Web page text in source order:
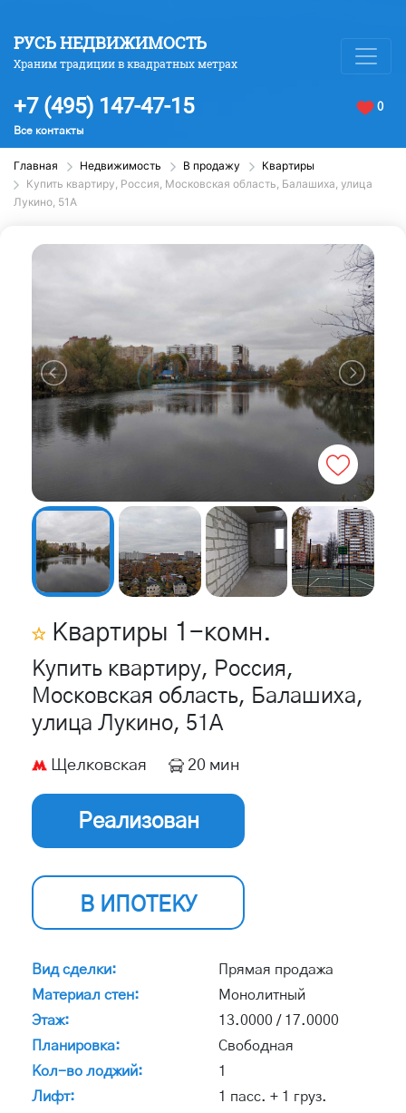
РУСЬ НЕДВИЖИМОСТЬ
Храним традиции в квадратных метрах
+7 (495) 147-47-15
Все контакты
0
Главная Недвижимость В продажу
Квартиры
Купить квартиру, Россия, Московская область, Балашиха, улица
Лукино, 51А
Квартиры 1 -комн.
Купить квартиру, Россия,
Московская область, Балашиха,
улица Лукино, 51А
Щелковская 20 мин
Реализован
В ИПОТЕКУ
Вид сделки:
Прямая продажа
Материал стен:
Монолитный
Этаж:
13.0000 / 17.0000
Планировка:
Свободная
Кол-во лоджий:
1
Лифт:
1 пасс. + 1 груз.